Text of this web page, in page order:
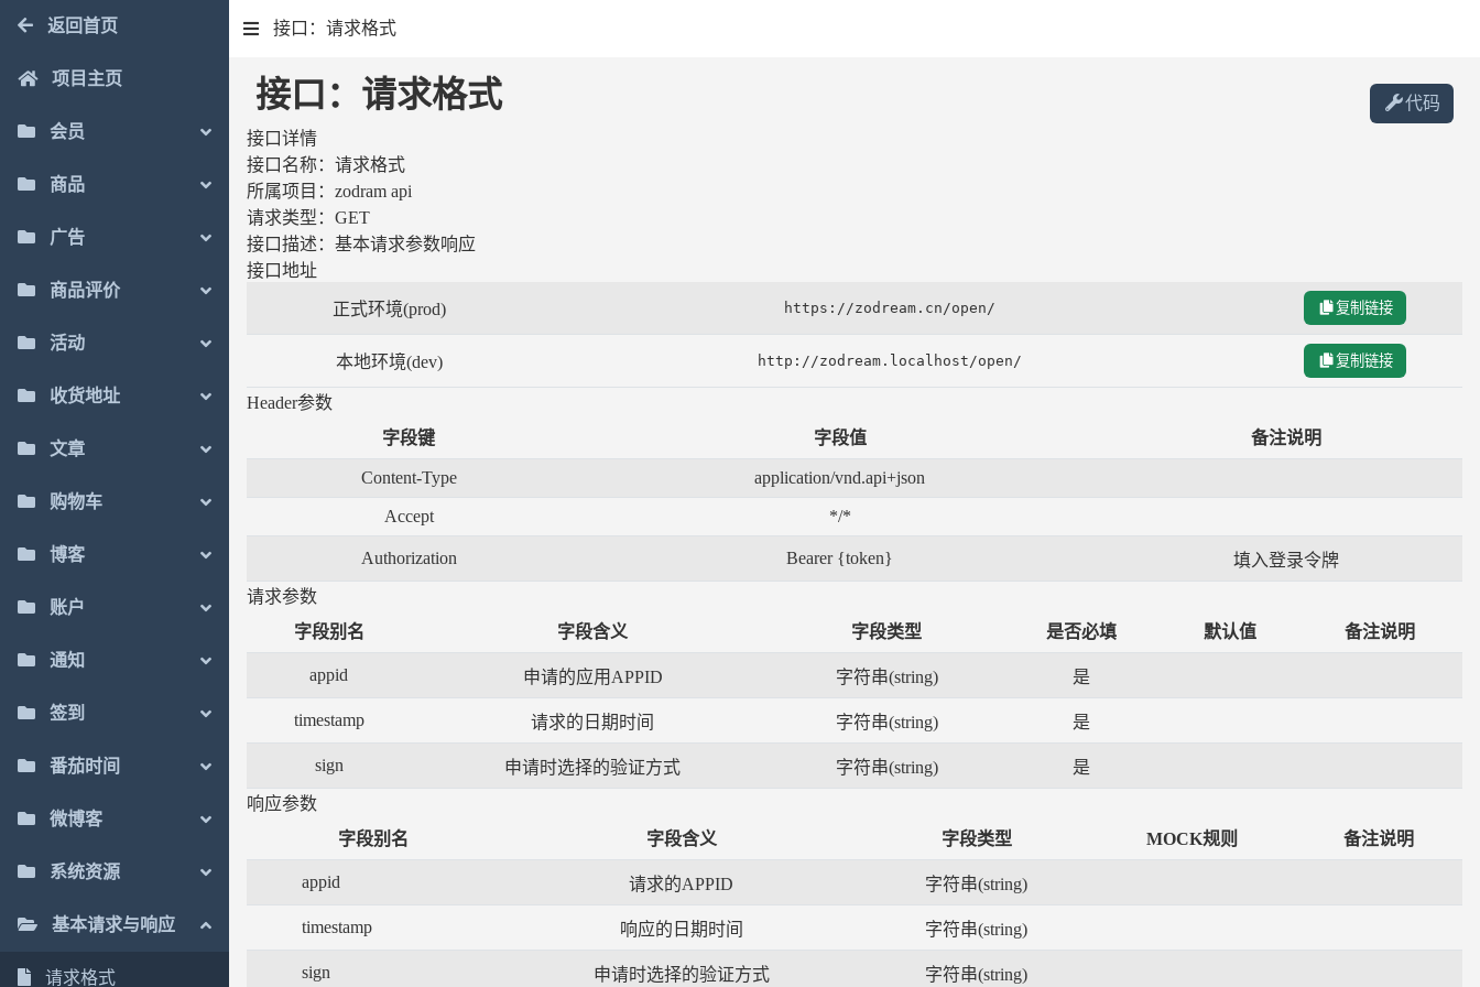
返回首页
项目主页
会员
商品
广告
商品评价
活动
收货地址
文章
购物车
博客
账户
通知
签到
番茄时间
微博客
系统资源
基本请求与响应
请求格式
接口：请求格式
接口：请求格式
代码
接口详情
接口名称： 请求格式
所属项目： zodram api
请求类型： GET
接口描述： 基本请求参数响应
接口地址
正式环境(prod) https://zodream.cn/open/ 复制链接
本地环境(dev) http://zodream.localhost/open/ 复制链接
Header参数
字段键
字段值 备注说明
Content-Type application/vnd.api+json
Accept */*
Authorization Bearer {token}
填入登录令牌
请求参数
字段别名
字段含义 字段类型 是否必填 默认值 备注说明
appid 申请的应用APPID 字符串(string) 是
timestamp 请求的日期时间 字符串(string) 是
sign 申请时选择的验证方式 字符串(string)
是
响应参数
字段别名
字段含义 字段类型 MOCK规则 备注说明
appid 请求的APPID 字符串(string)
timestamp 响应的日期时间 字符串(string)
sign 申请时选择的验证方式 字符串(string)